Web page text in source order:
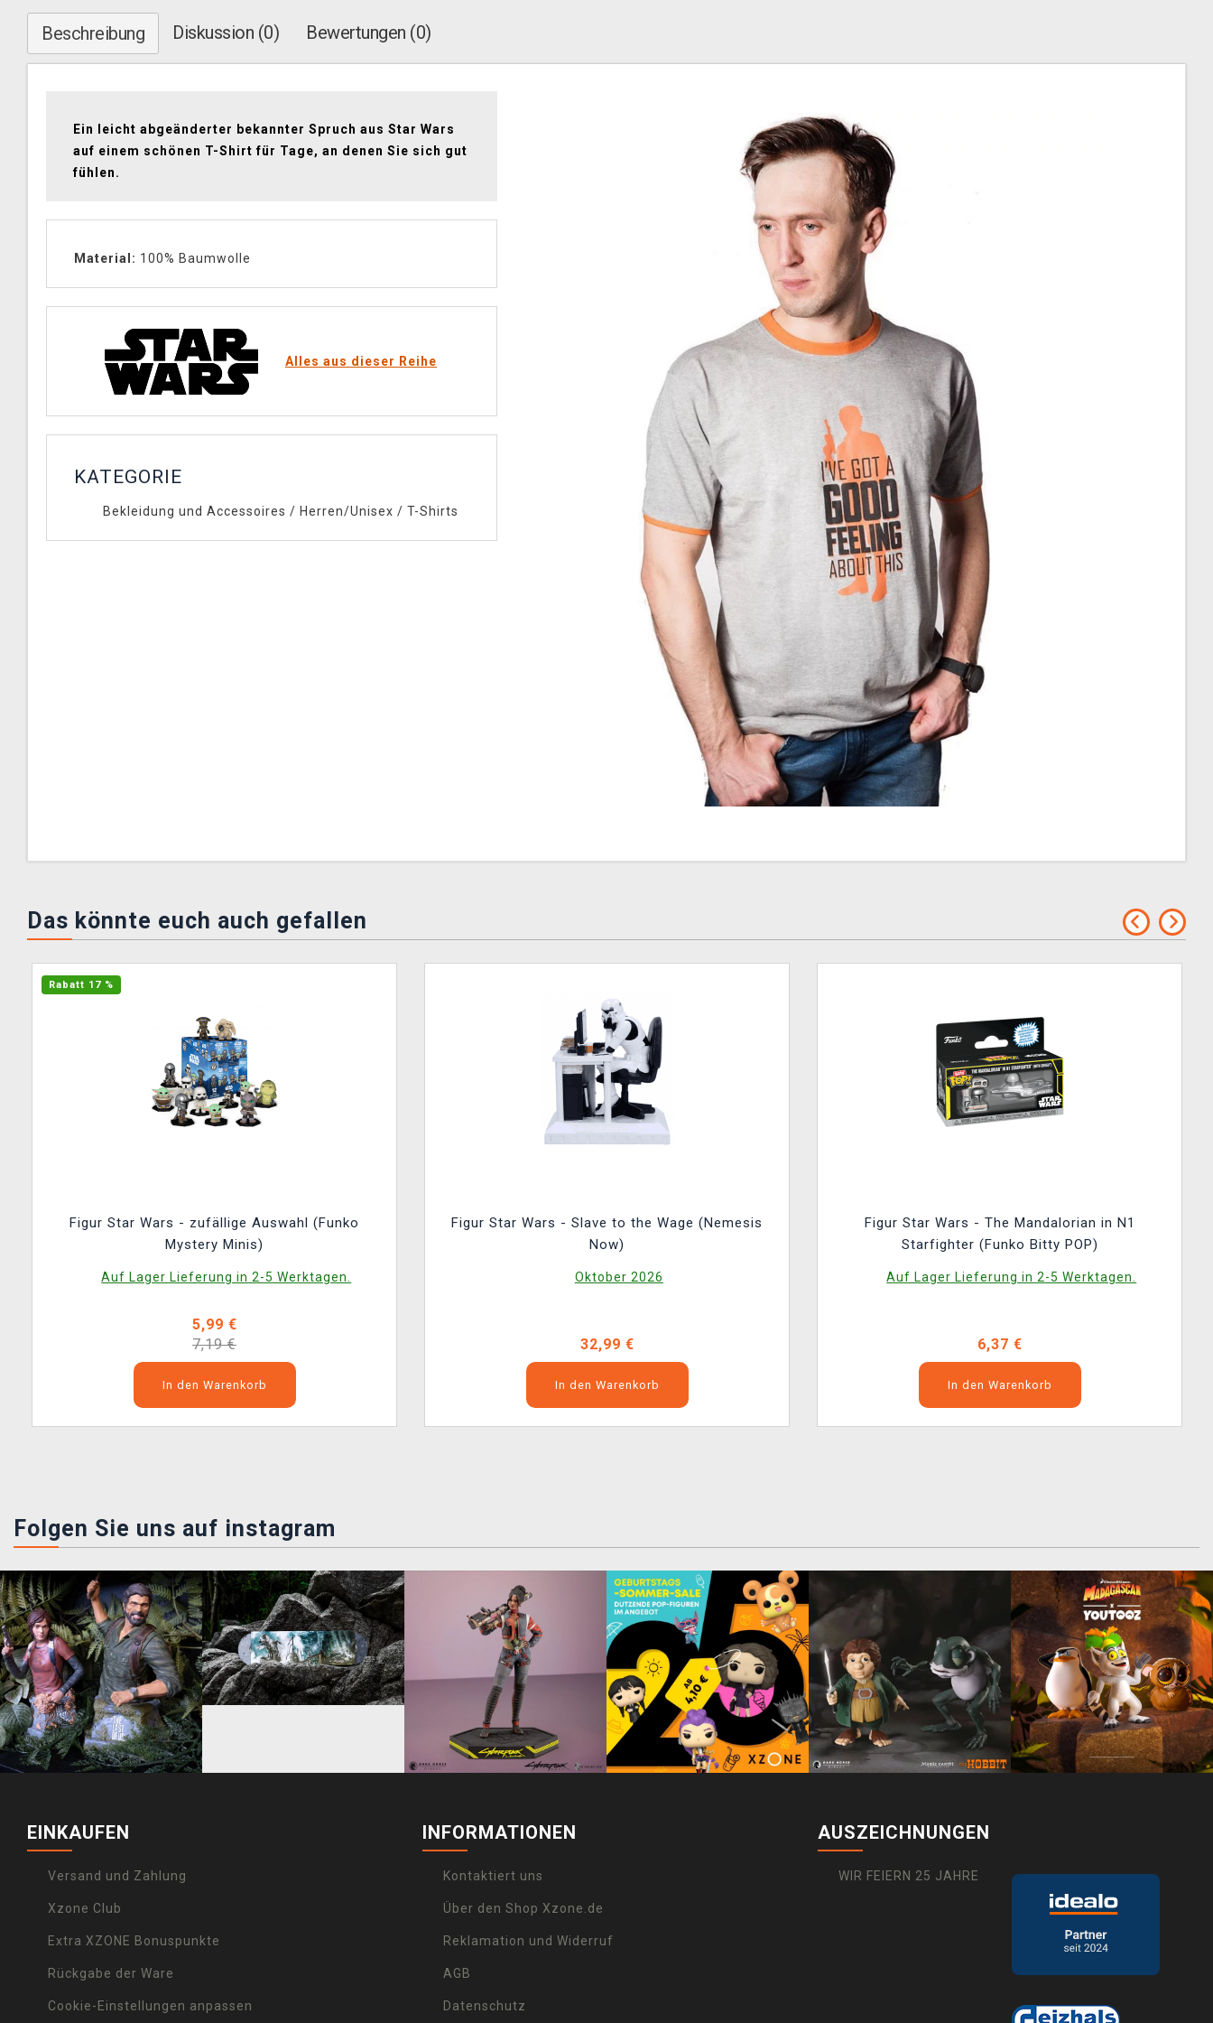
Beschreibung Diskussion (0) Bewertungen (0)
Ein leicht abgeänderter bekannter Spruch aus Star Wars
auf einem schönen T-Shirt für Tage, an denen Sie sich gut
fühlen.
Material: 100% Baumwolle
Alles aus dieser Reihe
KATEGORIE
Bekleidung und Accessoires / Herren/Unisex / T-Shirts
Das könnte euch auch gefallen
Rabatt 17 %
Figur Star Wars - zufällige Auswahl (Funko
Mystery Minis)
Auf Lager Lieferung in 2-5 Werktagen.
5,99 €
7,19 €
In den Warenkorb
Figur Star Wars - Slave to the Wage (Nemesis
Now)
Oktober 2026
32,99 €
In den Warenkorb
Figur Star Wars - The Mandalorian in N1
Starfighter (Funko Bitty POP)
Auf Lager Lieferung in 2-5 Werktagen.
6,37 €
In den Warenkorb
Folgen Sie uns auf instagram
EINKAUFEN
Versand und Zahlung
Xzone Club
Extra XZONE Bonuspunkte
Rückgabe der Ware
Cookie-Einstellungen anpassen
INFORMATIONEN
Kontaktiert uns
Über den Shop Xzone.de
Reklamation und Widerruf
AGB
Datenschutz
AUSZEICHNUNGEN
WIR FEIERN 25 JAHRE